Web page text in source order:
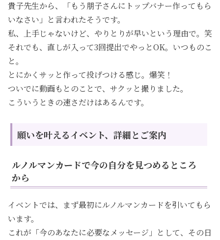
貴子先生から、「もう朋子さんにトップバナー作ってもら
いなさい」と言われたそうです。
私、上手じゃないけど、やりとりが早いという理由で。笑
それでも、直しが入って3回提出でやっとOK。いつものこ
と。
とにかくサッと作って投げつける感じ。爆笑！
ついでに動画もとのことで、サクッと撮りました。
こういうときの速さだけはあるんです。
願いを叶えるイベント、詳細とご案内
ルノルマンカードで今の自分を見つめるところ
から
イベントでは、まず最初にルノルマンカードを引いてもら
います。
これが「今のあなたに必要なメッセージ」として、その日